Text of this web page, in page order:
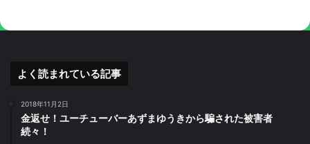
よく読まれている記事
2018年11月2日
金返せ！ユーチューバーあずまゆうきから騙された被害者
続々！